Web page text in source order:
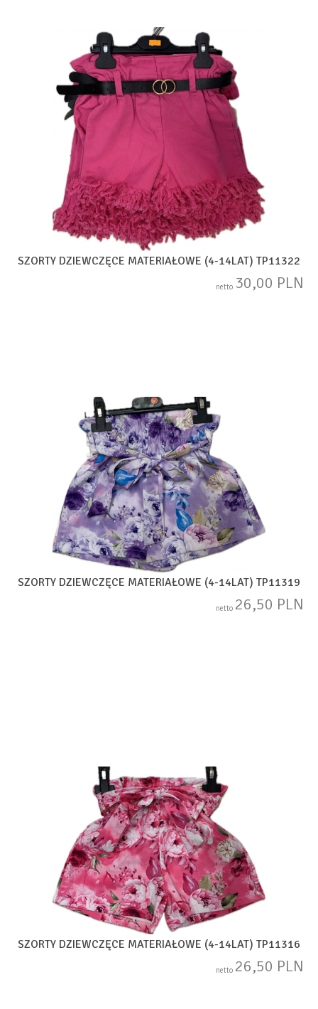
SZORTY DZIEWCZĘCE MATERIAŁOWE (4-14LAT) TP11322
netto 30,00 PLN
SZORTY DZIEWCZĘCE MATERIAŁOWE (4-14LAT) TP11319
netto 26,50 PLN
SZORTY DZIEWCZĘCE MATERIAŁOWE (4-14LAT) TP11316
netto 26,50 PLN